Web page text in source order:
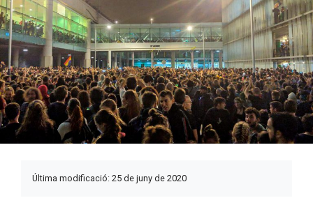
Última modificació: 25 de juny de 2020